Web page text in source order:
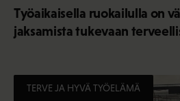
Työaikaisella ruokailulla on
jaksamista tukevaan
TERVE JA HYVÄ TYÖELÄMÄ